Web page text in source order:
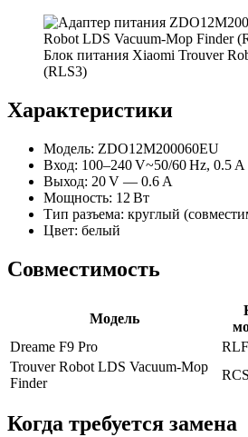
Блок питания Xiaomi Trouver
(RLS3)
Характеристики
Модель: ZDO12M200060EU
Вход: 100–240 V~50/60 Hz, 0.5 A
Выход: 20 V — 0.6 A
Мощность: 12 Вт
Тип разъема: круглый
Цвет: белый
Совместимость
Модель
Dreame F9 Pro
Trouver Robot LDS Vacuum-Mop
Finder
Когда требуется замена